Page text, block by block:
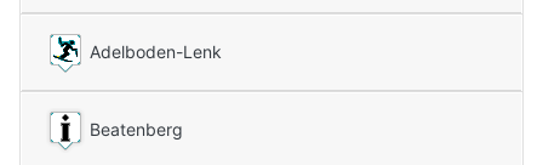
Adelboden-Lenk
Beatenberg